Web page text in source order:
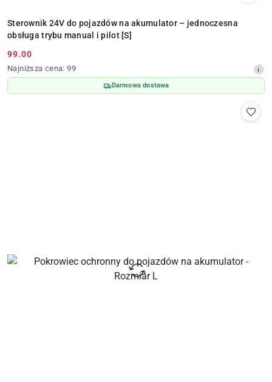
Sterownik 24V do pojazdów na akumulator – jednoczesna
obsługa trybu manual i pilot [S]
Cena
promocyjna:
99.00
Najniższa
cena
z
Najniższa cena: 99
Darmowa dostawa